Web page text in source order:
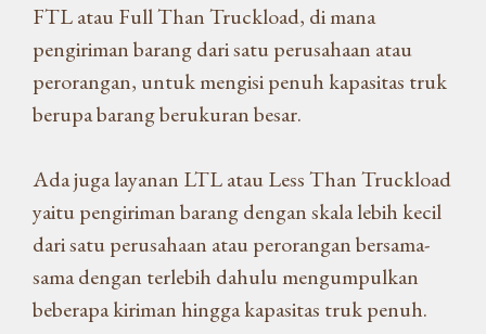
FTL atau Full Than Truckload, di mana
pengiriman barang dari satu perusahaan atau
perorangan, untuk mengisi penuh kapasitas truk
berupa barang berukuran besar.
Ada juga layanan LTL atau Less Than Truckload
yaitu pengiriman barang dengan skala lebih kecil
dari satu perusahaan atau perorangan bersama-
sama dengan terlebih dahulu mengumpulkan
beberapa kiriman hingga kapasitas truk penuh.